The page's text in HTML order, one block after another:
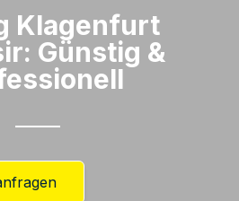
Klagenfurt​
Günstig &